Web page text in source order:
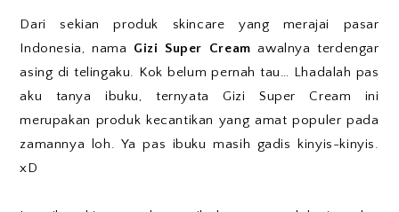
Dari sekian produk skincare yang merajai pasar
Indonesia, nama Gizi Super Cream awalnya terdengar
asing di telingaku. Kok belum pernah tau… Lhadalah pas
aku tanya ibuku, ternyata Gizi Super Cream ini
merupakan produk kecantikan yang amat populer pada
zamannya loh. Ya pas ibuku masih gadis kinyis-kinyis.
xD